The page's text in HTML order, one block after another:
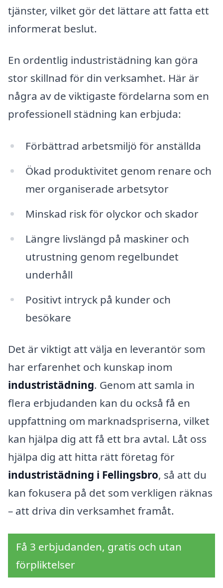
tjänster, vilket gör det lättare att fatta ett
informerat beslut.
En ordentlig industristädning kan göra
stor skillnad för din verksamhet. Här är
några av de viktigaste fördelarna som en
professionell städning kan erbjuda:
Förbättrad arbetsmiljö för anställda
Ökad produktivitet genom renare och
mer organiserade arbetsytor
Minskad risk för olyckor och skador
Längre livslängd på maskiner och
utrustning genom regelbundet
underhåll
Positivt intryck på kunder och
besökare
Det är viktigt att välja en leverantör som
har erfarenhet och kunskap inom
industristädning. Genom att samla in
flera erbjudanden kan du också få en
uppfattning om marknadspriserna, vilket
kan hjälpa dig att få ett bra avtal. Låt oss
hjälpa dig att hitta rätt företag för
industristädning i Fellingsbro, så att du
kan fokusera på det som verkligen räknas
– att driva din verksamhet framåt.
Få 3 erbjudanden, gratis och utan
förpliktelser